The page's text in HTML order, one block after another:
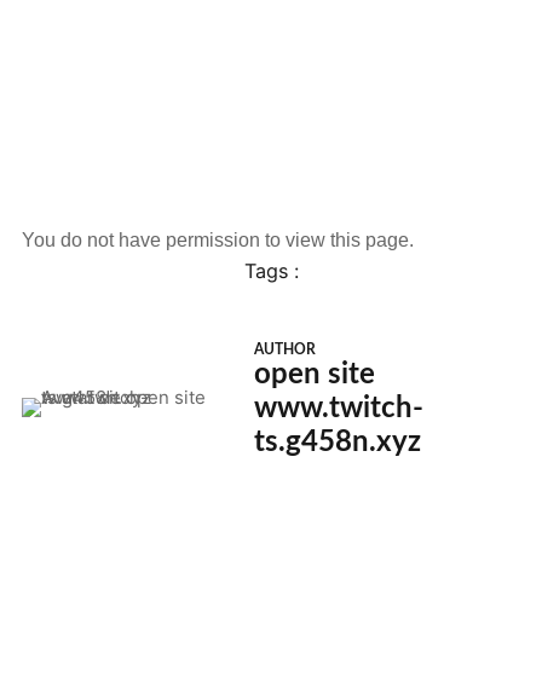
You do not have permission to view this page.
Tags :
AUTHOR
open site
www.twitch-
ts.g458n.xyz